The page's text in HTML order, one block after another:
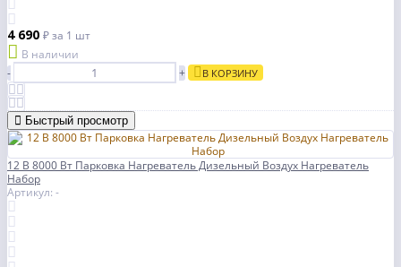
4 690 ₽за 1 шт
В наличии
-
+ В КОРЗИНУ
Быстрый просмотр
12 В 8000 Вт Парковка Нагреватель Дизельный Воздух Нагреватель
Набор
Артикул: -